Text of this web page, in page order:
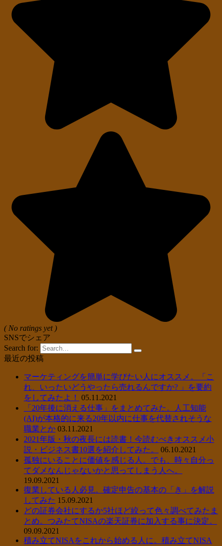
( No ratings yet )
SNSでシェア
Search for:
最近の投稿
マーケティングを簡単に学びたい人にオススメ。「こ
れ、いったいどうやったら売れるんですか? 」を要約
をしてみたよ！
05.11.2021
「20年後に消える仕事」をまとめてみた。人工知能
(AI)が本格的に来る20年以内に仕事を代替されそうな
職業とか 03.11.2021
2021年版・秋の夜長には読書！今読むべきオススメ小
説・ビジネス書10選を紹介してみた。
06.10.2021
孤独にいることに価値を感じる人。でも、時々自分っ
てダメなんじゃないかと思ってしまう人へ。
19.09.2021
復業している人必見。確定申告の基本の「き」を解説
してみた 15.09.2021
どの証券会社にするか5社ほど絞って色々調べてみたま
とめ。つみたてNISAの楽天証券に加入する事に決定。
09.09.2021
積み立てNISAをこれから始める人に。積み立てNISA